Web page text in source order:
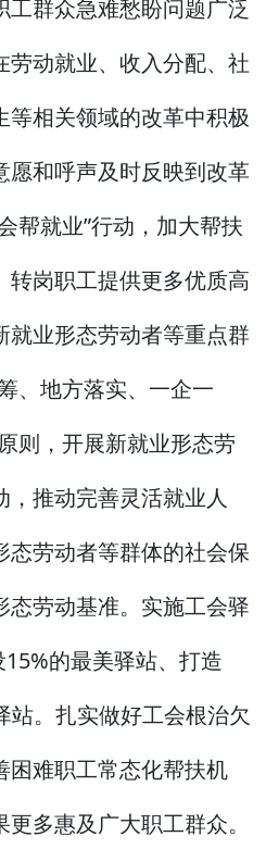
工群众急难愁盼问题广泛
劳动就业、收入分配、社
相关领域的改革中积极
愿和呼声及时反映到改革
帮就业”行动，加大帮扶
转岗职工提供更多优质高
就业形态劳动者等重点群
、地方落实、一企一
则，开展新就业形态劳
推动完善灵活就业人
态劳动者等群体的社会保
态劳动基准。实施工会驿
15%的最美驿站、打造
站。扎实做好工会根治欠
困难职工常态化帮扶机
多惠及广大职工群众。